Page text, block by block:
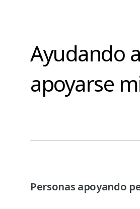
Ayudando
apoyarse
Personas apoyando